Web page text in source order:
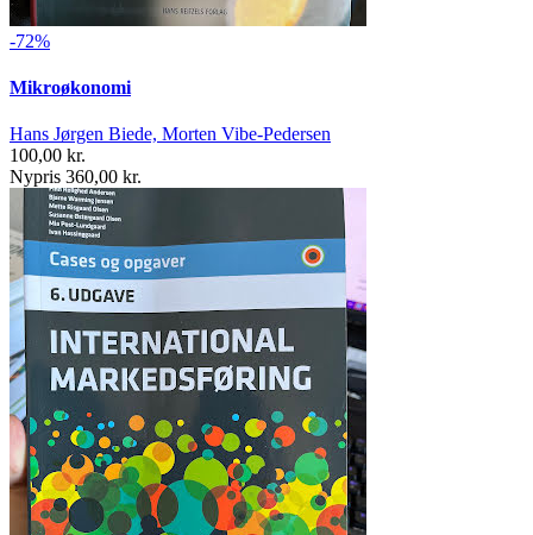
-72%
Mikroøkonomi
Hans Jørgen Biede, Morten Vibe-Pedersen
100,00 kr.
Nypris 360,00 kr.